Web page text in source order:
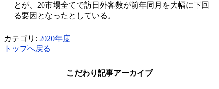
とが、20市場全てで訪日外客数が前年同月を大幅に下回
る要因となったとしている。
カテゴリ: 2020年度
トップへ戻る
こだわり記事アーカイブ